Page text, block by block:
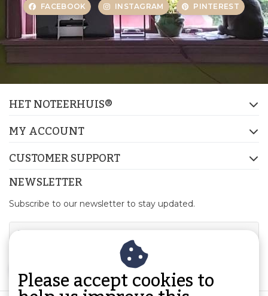
FACEBOOK INSTAGRAM PINTEREST
HET NOTEERHUIS®
MY ACCOUNT
CUSTOMER SUPPORT
NEWSLETTER
Subscribe to our newsletter to stay updated.
Please accept cookies to